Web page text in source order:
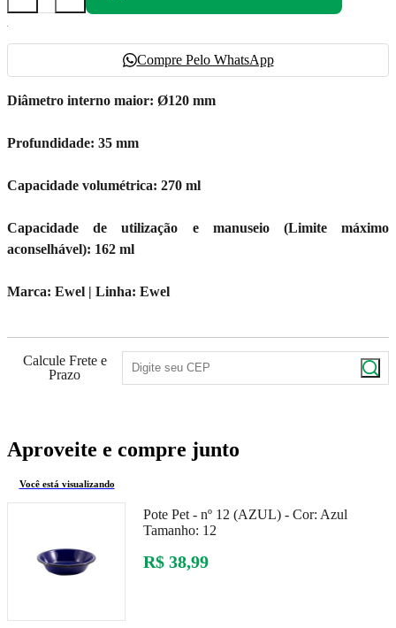
Compre Pelo WhatsApp
Diâmetro interno maior: Ø120 mm
Profundidade: 35 mm
Capacidade volumétrica: 270 ml
Capacidade de utilização e manuseio (Limite máximo
aconselhável): 162 ml
Marca: Ewel | Linha: Ewel
Calcule Frete e
Prazo
Aproveite e compre junto
Você está visualizando
Pote Pet - nº 12 (AZUL) - Cor: Azul
Tamanho: 12
R$ 38,99